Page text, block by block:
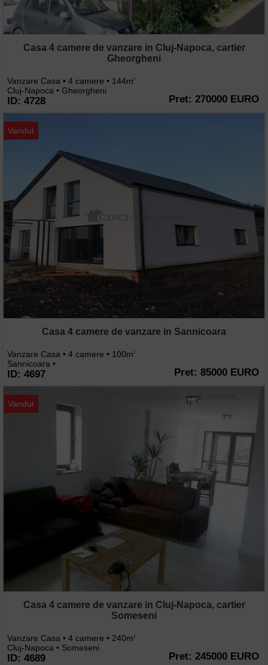
Casa 4 camere de vanzare in Cluj-Napoca, cartier
Gheorgheni
Vanzare Casa • 4 camere • 144m2
Cluj-Napoca • Gheorgheni
ID: 4728 Pret: 270000 EURO
Vandut
Casa 4 camere de vanzare in Sannicoara
Vanzare Casa • 4 camere • 100m2
Sannicoara •
ID: 4697 Pret: 85000 EURO
Vandut
Casa 4 camere de vanzare in Cluj-Napoca, cartier
Someseni
Vanzare Casa • 4 camere • 240m2
Cluj-Napoca • Someseni
ID: 4689 Pret: 245000 EURO